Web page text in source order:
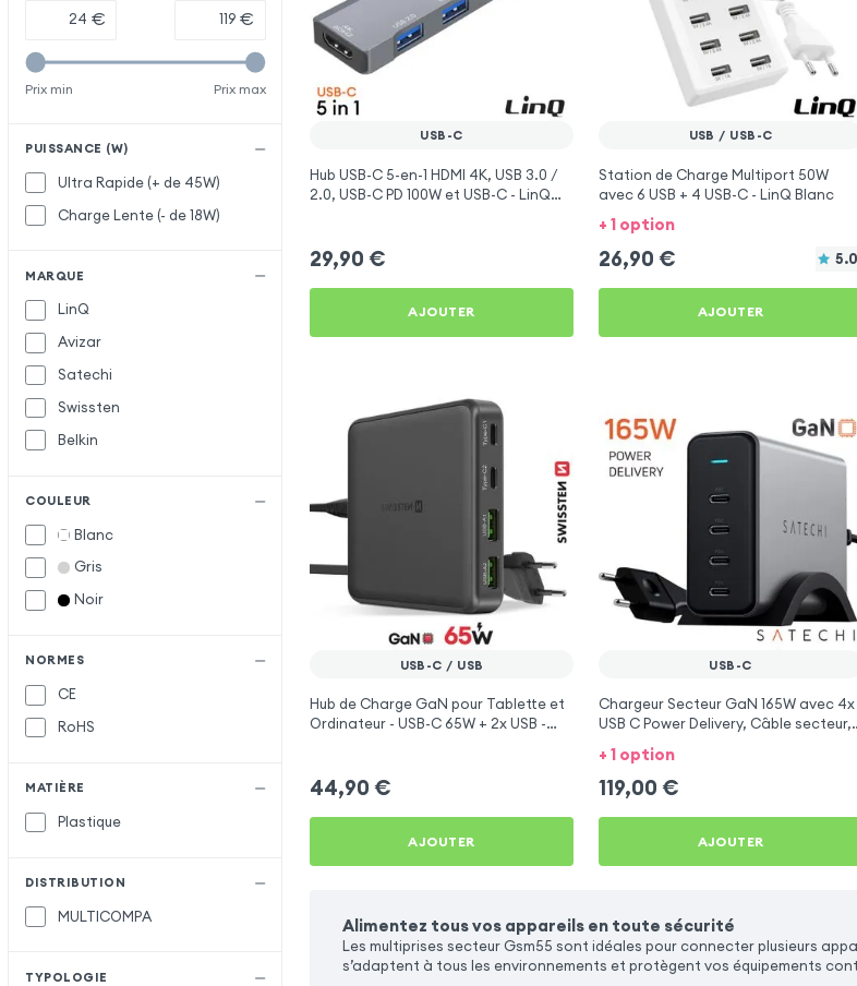
€ €
Prix min Prix max
PUISSANCE (W)
Ultra Rapide (+ de 45W)
Charge Lente (- de 18W)
MARQUE
LinQ
Avizar
Satechi
Swissten
Belkin
COULEUR
Blanc
Gris
Noir
NORMES
CE
RoHS
MATIÈRE
Plastique
DISTRIBUTION
MULTICOMPA
TYPOLOGIE
USB-C
Hub USB-C 5-en-1 HDMI 4K, USB 3.0 /
2.0, USB-C PD 100W et USB-C - LinQ
29,90 €
AJOUTER
USB / USB-C
Station de Charge Multiport 50W
avec 6 USB + 4 USB-C - LinQ Blanc
+ 1 option
26,90 € 5.0
AJOUTER
USB-C / USB
Hub de Charge GaN pour Tablette et
Ordinateur - USB-C 65W + 2x USB -
44,90 €
AJOUTER
USB-C
Chargeur Secteur GaN 165W avec 4x
USB C Power Delivery, Câble secteur,
Satechi - Gris
+ 1 option
119,00 €
AJOUTER
Alimentez tous vos appareils en toute sécurité
Les multiprises secteur Gsm55 sont idéales pour connecter plusieurs
s’adaptent à tous les environnements et protègent vos équipements